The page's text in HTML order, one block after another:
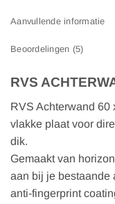
Aanvullende informatie
Beoordelingen (5)
RVS
RVS Achterwand 60
vlakke plaat voor
dik.
Gemaakt van
aan bij je bestaande
anti-fingerprint